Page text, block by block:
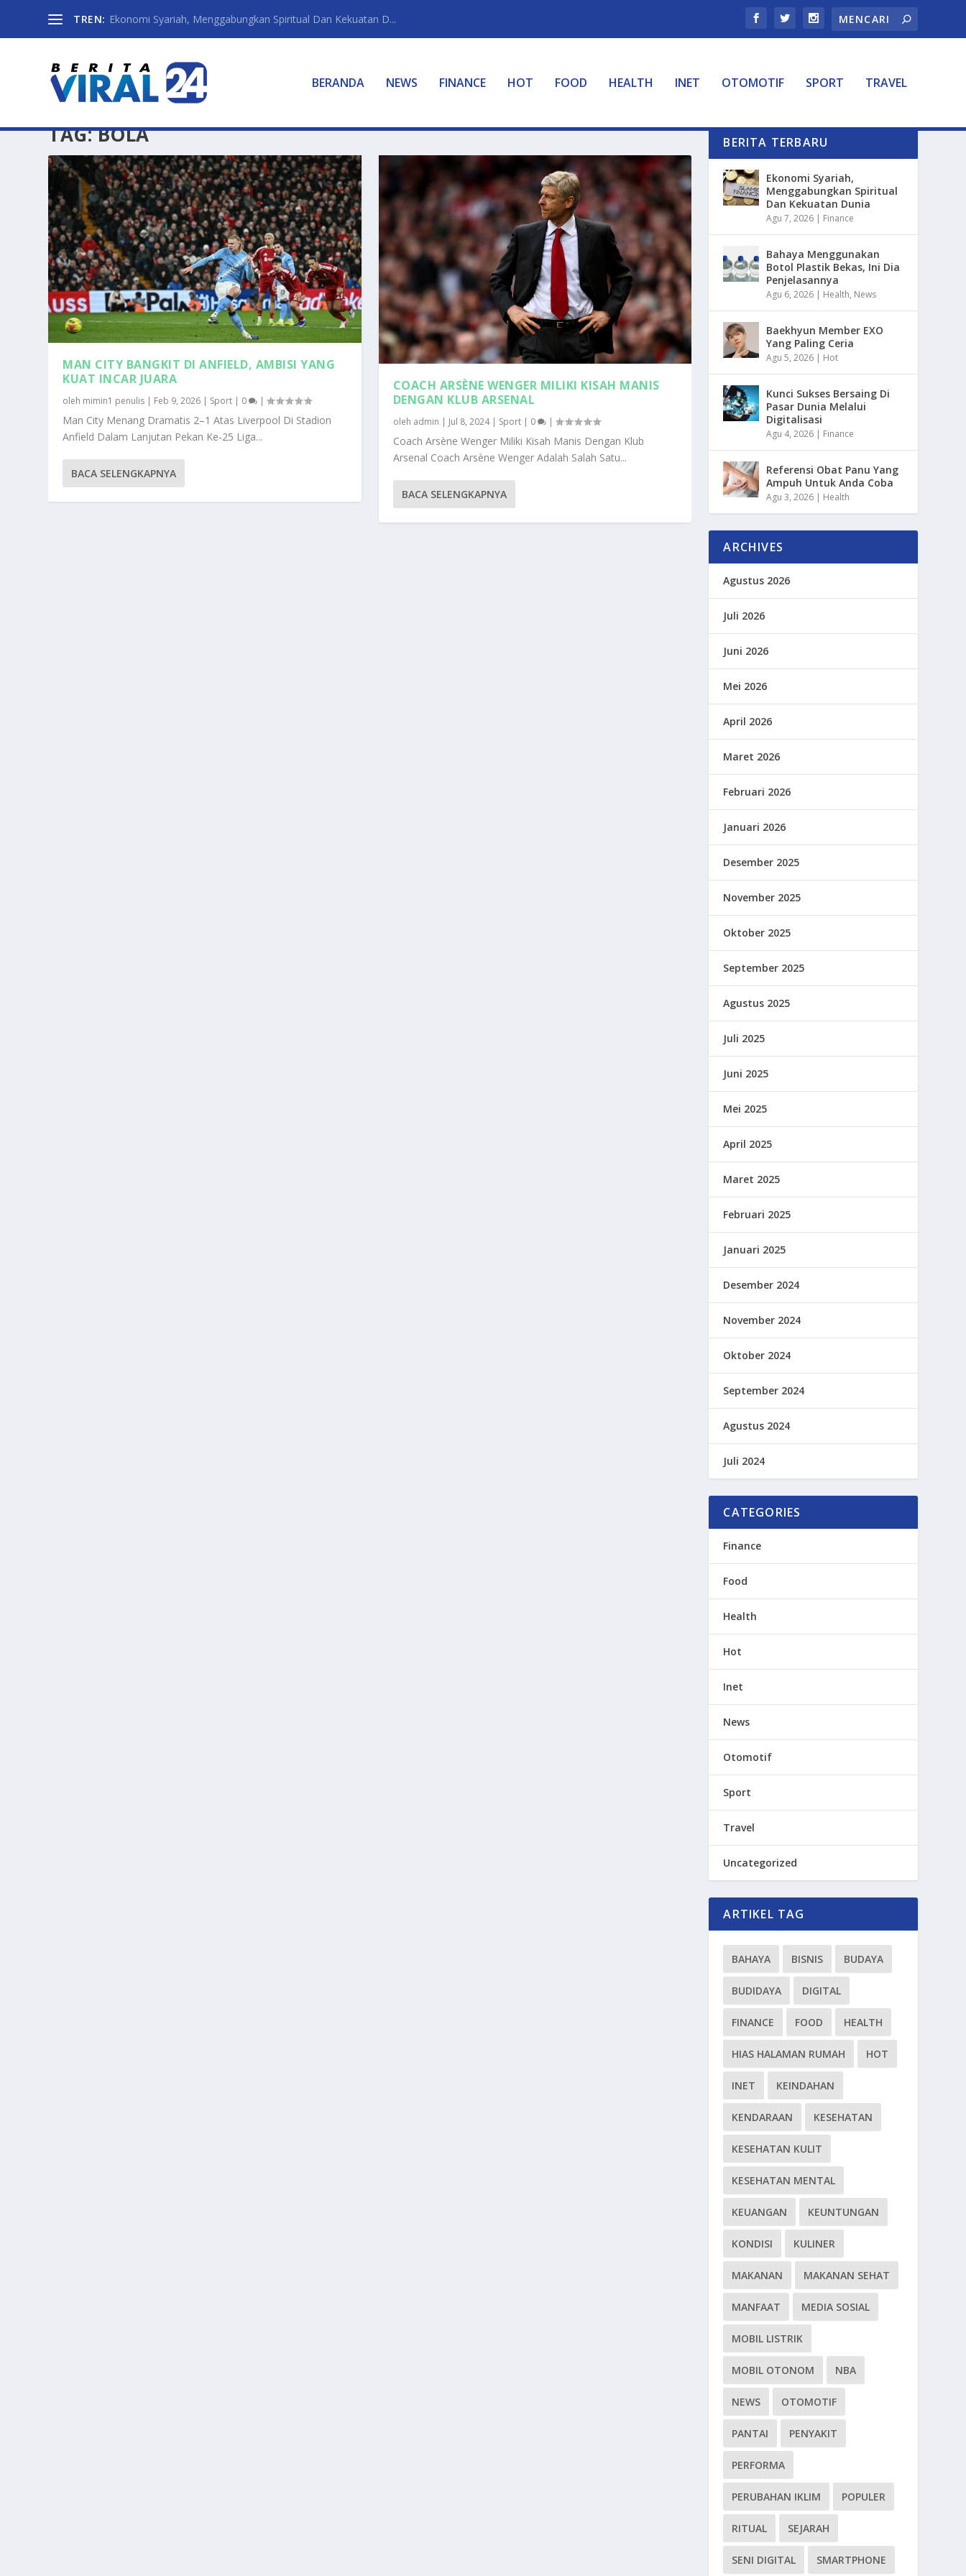
TREN: Ekonomi Syariah, Menggabungkan Spiritual Dan Kekuatan D...
BERANDA NEWS FINANCE HOT FOOD HEALTH INET OTOMOTIF SPORT TRAVEL
TAG:BOLA
MAN CITY BANGKIT DI ANFIELD, AMBISI YANG
KUAT INCAR JUARA
oleh mimin1 penulis | Feb 9, 2026 | Sport | 0 |
Man City Menang Dramatis 2–1 Atas Liverpool Di Stadion
Anfield Dalam Lanjutan Pekan Ke-25 Liga...
BACA SELENGKAPNYA
COACH ARSÈNE WENGER MILIKI KISAH MANIS
DENGAN KLUB ARSENAL
oleh admin Jul 8, 2024| Sport| 0 |
Coach Arsène Wenger Miliki Kisah Manis Dengan Klub
Arsenal Coach Arsène Wenger Adalah Salah Satu...
BACA SELENGKAPNYA
BERITA TERBARU
Ekonomi Syariah,
Menggabungkan Spiritual
Dan Kekuatan Dunia
Agu 7, 2026 | Finance
Bahaya Menggunakan
Botol Plastik Bekas, Ini Dia
Penjelasannya
Agu 6, 2026 | Health, News
Baekhyun Member EXO
Yang Paling Ceria
Agu 5, 2026 | Hot
Kunci Sukses Bersaing Di
Pasar Dunia Melalui
Digitalisasi
Agu 4, 2026 | Finance
Referensi Obat Panu Yang
Ampuh Untuk Anda Coba
Agu 3, 2026 | Health
ARCHIVES
Agustus 2026
Juli 2026
Juni 2026
Mei 2026
April 2026
Maret 2026
Februari 2026
Januari 2026
Desember 2025
November 2025
Oktober 2025
September 2025
Agustus 2025
Juli 2025
Juni 2025
Mei 2025
April 2025
Maret 2025
Februari 2025
Januari 2025
Desember 2024
November 2024
Oktober 2024
September 2024
Agustus 2024
Juli 2024
CATEGORIES
Finance
Food
Health
Hot
Inet
News
Otomotif
Sport
Travel
Uncategorized
ARTIKEL TAG
BAHAYA BISNIS BUDAYA
BUDIDAYA DIGITAL
FINANCE FOOD HEALTH
HIAS HALAMAN RUMAH HOT
INET KEINDAHAN
KENDARAAN KESEHATAN
KESEHATAN KULIT
KESEHATAN MENTAL
KEUANGAN KEUNTUNGAN
KONDISI KULINER
MAKANAN MAKANAN SEHAT
MANFAAT MEDIA SOSIAL
MOBIL LISTRIK
MOBIL OTONOM NBA
NEWS OTOMOTIF
PANTAI PENYAKIT
PERFORMA
PERUBAHAN IKLIM POPULER
RITUAL SEJARAH
SENI DIGITAL SMARTPHONE